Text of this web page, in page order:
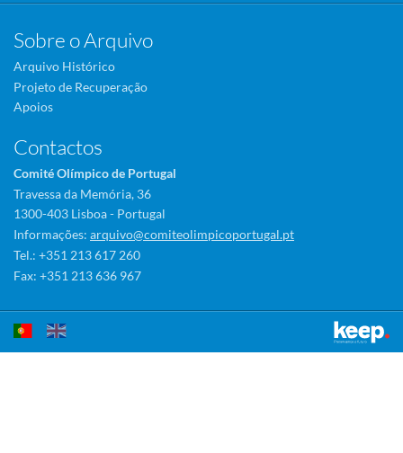
Sobre o Arquivo
Arquivo Histórico
Projeto de Recuperação
Apoios
Contactos
Comité Olímpico de Portugal
Travessa da Memória, 36
1300-403 Lisboa - Portugal
Informações: arquivo@comiteolimpicoportugal.pt
Tel.: +351 213 617 260
Fax: +351 213 636 967